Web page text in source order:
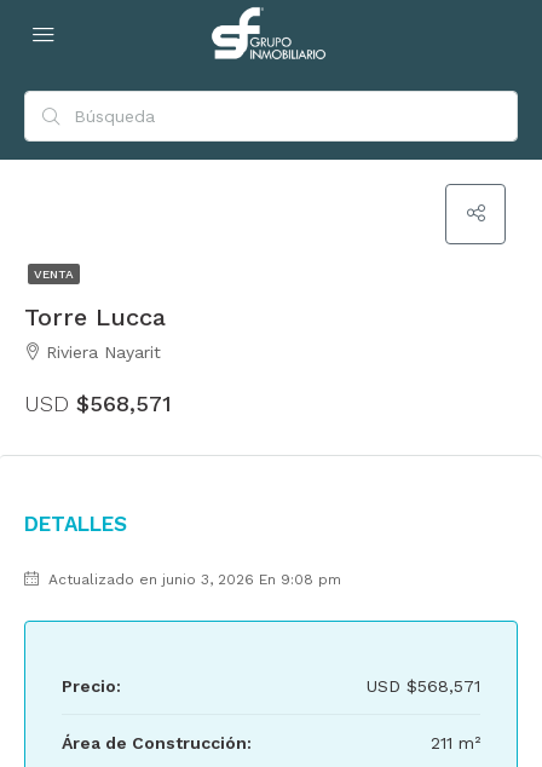
VENTA
Torre Lucca
Riviera Nayarit
USD $568,571
Detalles
Actualizado en junio 3, 2026 En 9:08 pm
Precio: USD $568,571
Área de Construcción: 211 m²